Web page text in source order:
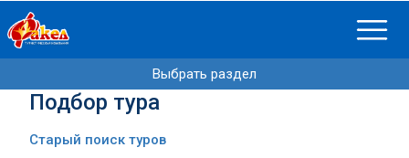
Выбрать раздел
Подбор тура
Старый поиск туров